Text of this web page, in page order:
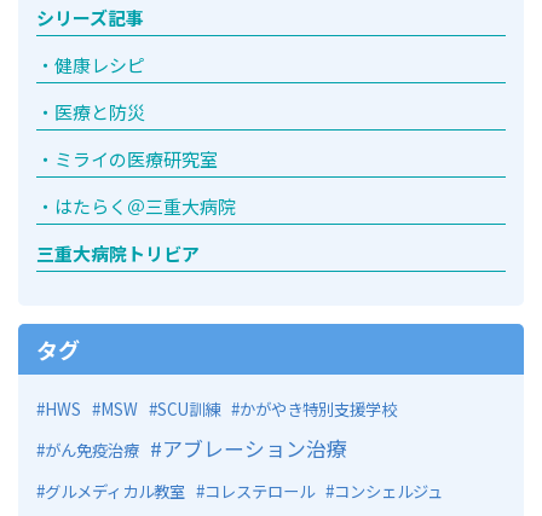
シリーズ記事
健康レシピ
医療と防災
ミライの医療研究室
はたらく＠三重大病院
三重大病院トリビア
タグ
HWS MSW SCU訓練
かがやき特別支援学校
がん免疫治療
アブレーション治療
グルメディカル教室 コレステロール
コンシェルジュ